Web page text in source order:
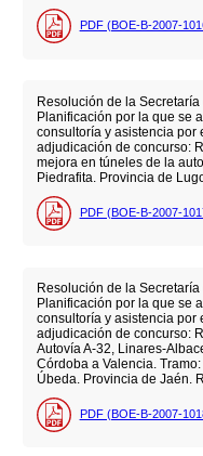
PDF (BOE-B-2007-
Resolución de la
Planificación por la que se
consultoría y asistencia por
adjudicación de concurso:
mejora en túneles de la
Piedrafita. Provincia de
PDF (BOE-B-2007-
Resolución de la
Planificación por la que se
consultoría y asistencia por
adjudicación de concurso:
Autovía A-32, Linares-
Córdoba a Valencia.
Úbeda. Provincia de Jaén.
PDF (BOE-B-2007-